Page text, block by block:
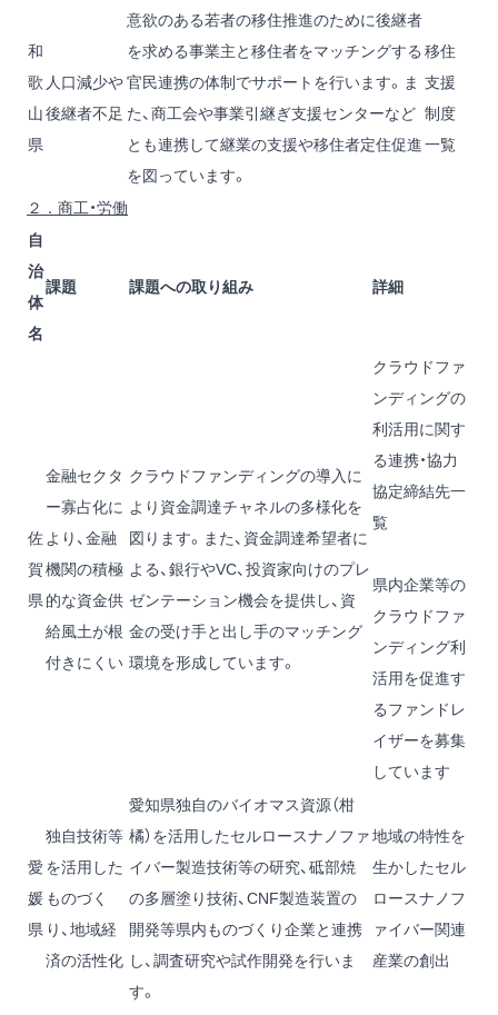
和
歌
山
県
人口減少や
後継者不足
意欲のある若者の移住推進のために後継者
を求める事業主と移住者をマッチングする
官民連携の体制でサポートを行います。ま
た、商工会や事業引継ぎ支援センターなど
とも連携して継業の支援や移住者定住促進
を図っています。
移住
支援
制度
一覧
２．商工・労働
自
治
体
名
課題 課題への取り組み 詳細
佐
賀
県
金融セクタ
ー寡占化に
より、金融
機関の積極
的な資金供
給風土が根
付きにくい
クラウドファンディングの導入に
より資金調達チャネルの多様化を
図ります。また、資金調達希望者に
よる、銀行やVC、投資家向けのプレ
ゼンテーション機会を提供し、資
金の受け手と出し手のマッチング
環境を形成しています。
クラウドファ
ンディングの
利活用に関す
る連携・協力
協定締結先一
覧
県内企業等の
クラウドファ
ンディング利
活用を促進す
るファンドレ
イザーを募集
しています
愛
媛
県
独自技術等
を活用した
ものづく
り、地域経
済の活性化
愛知県独自のバイオマス資源（柑
橘）を活用したセルロースナノファ
イバー製造技術等の研究、砥部焼
の多層塗り技術、CNF製造装置の
開発等県内ものづくり企業と連携
し、調査研究や試作開発を行いま
す。
地域の特性を
生かしたセル
ロースナノフ
ァイバー関連
産業の創出